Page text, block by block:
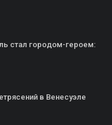
стал городом-героем:
в Венесуэле